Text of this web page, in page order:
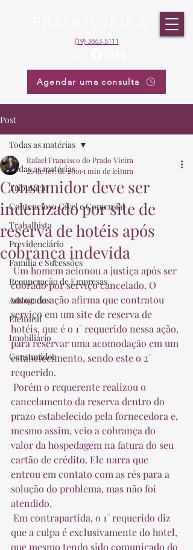
(19) 3863-5111
Agendar uma consulta
Post
Todas as matérias
Tributário
Contencioso Cível e Comercial
Trabalhista
Previdenciário
Família e Sucessões
Recuperação de Empresas
Advogados
Eleitoral
Imobiliário
Consumidor
Todas as matérias
Consumidor deve ser
indenizado por site de
reserva de hotéis após
cobrança indevida
Rafael Francisco do Prado Vieira
26 de fev. de 20191 min de leitura
cobrado por serviço cancelado. O
autor da ação afirma que contratou
serviço em um site de reserva de
hotéis, que é o 1° requerido nessa ação,
para reservar uma acomodação em um
estabelecimento, sendo este o 2°
requerido.
cancelamento da reserva dentro do
prazo estabelecido pela fornecedora e,
mesmo assim, veio a cobrança do
valor da hospedagem na fatura do seu
cartão de crédito. Ele narra que
entrou em contato com as rés para a
solução do problema, mas não foi
atendido.
que a culpa é exclusivamente do hotel,
que mesmo tendo sido comunicado do